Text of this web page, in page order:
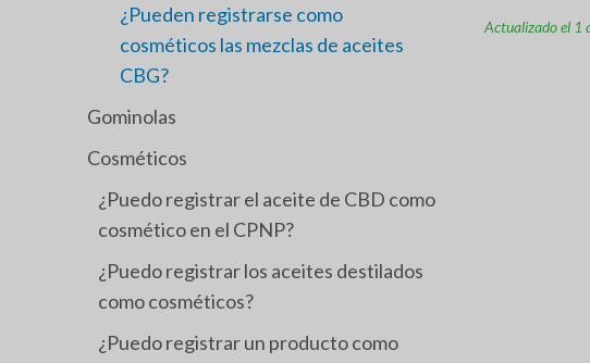
¿Pueden registrarse como
cosméticos las mezclas de aceites
CBG?
Gominolas
Cosméticos
¿Puedo registrar el aceite de CBD como
cosmético en el CPNP?
¿Puedo registrar los aceites destilados
como cosméticos?
¿Puedo registrar un producto como
Actualizado el 1